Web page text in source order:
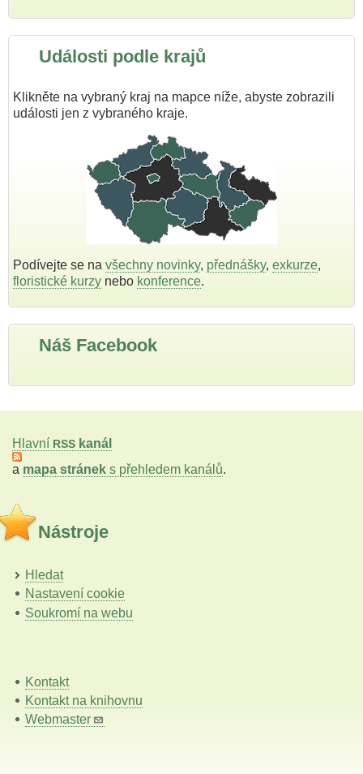
Události podle krajů
Klikněte na vybraný kraj na mapce níže, abyste zobrazili
události jen z vybraného kraje.
Podívejte se na všechny novinky, přednášky, exkurze,
floristické kurzy nebo konference.
Náš Facebook
Hlavní RSS kanál
a mapa stránek s přehledem kanálů.
Nástroje
Hledat
Nastavení cookie
Soukromí na webu
Kontakt
Kontakt na knihovnu
Webmaster